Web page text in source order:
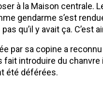
à la Maison centrale.
gendarme s’est
qu’il y avait ça. C’est
par sa copine a
fait introduire du
été déférées.